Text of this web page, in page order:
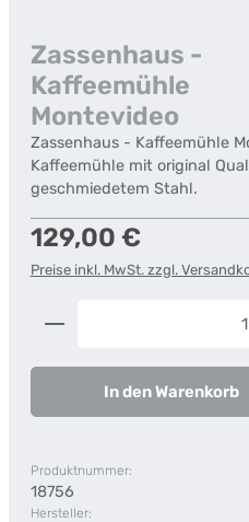
Zassenhaus -
Kaffeemühle
Montevideo
Zassenhaus - Kaffeemühle
Kaffeemühle mit original
geschmiedetem Stahl.
Regulärer Preis:
129,00 €
Preise inkl. MwSt. zzgl.
Produkt Anzahl: Gib
In den Warenkorb
Produktnummer:
18756
Hersteller: